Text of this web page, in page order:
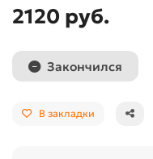
2120 руб.
Закончился
В закладки